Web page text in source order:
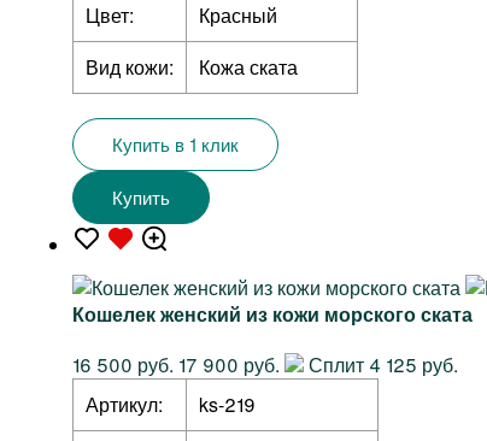
Цвет:
Красный
Вид кожи:
Кожа ската
Купить в 1 клик
Купить
Кошелек женский из кожи морского ската
16 500 руб. 17 900 руб.
Сплит 4 125 руб.
Артикул:
ks-219